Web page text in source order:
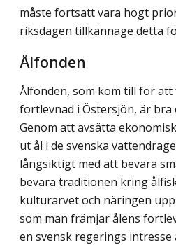
måste fortsatt vara högt
riksdagen tillkännage detta
Ålfonden
Ålfonden, som kom till för att
fortlevnad i Östersjön, är bra
Genom att avsätta
ut ål i de svenska
långsiktigt med att bevara
bevara traditionen kring
kulturarvet och näringen
som man främjar ålens
en svensk regerings intresse